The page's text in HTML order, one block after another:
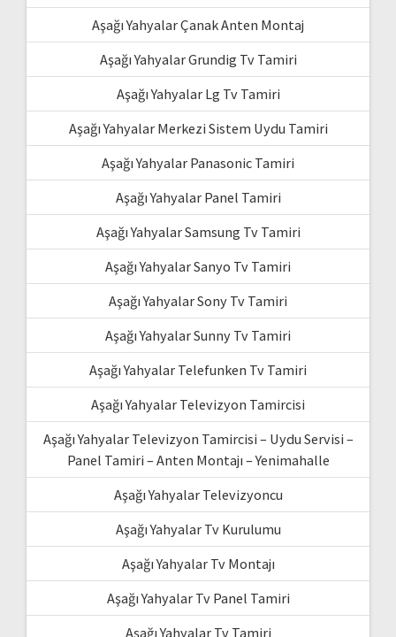
Aşağı Yahyalar Çanak Anten Montaj
Aşağı Yahyalar Grundig Tv Tamiri
Aşağı Yahyalar Lg Tv Tamiri
Aşağı Yahyalar Merkezi Sistem Uydu Tamiri
Aşağı Yahyalar Panasonic Tamiri
Aşağı Yahyalar Panel Tamiri
Aşağı Yahyalar Samsung Tv Tamiri
Aşağı Yahyalar Sanyo Tv Tamiri
Aşağı Yahyalar Sony Tv Tamiri
Aşağı Yahyalar Sunny Tv Tamiri
Aşağı Yahyalar Telefunken Tv Tamiri
Aşağı Yahyalar Televizyon Tamircisi
Aşağı Yahyalar Televizyon Tamircisi – Uydu Servisi –
Panel Tamiri – Anten Montajı – Yenimahalle
Aşağı Yahyalar Televizyoncu
Aşağı Yahyalar Tv Kurulumu
Aşağı Yahyalar Tv Montajı
Aşağı Yahyalar Tv Panel Tamiri
Aşağı Yahyalar Tv Tamiri